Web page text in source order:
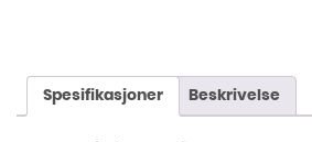
Spesifikasjoner Beskrivelse